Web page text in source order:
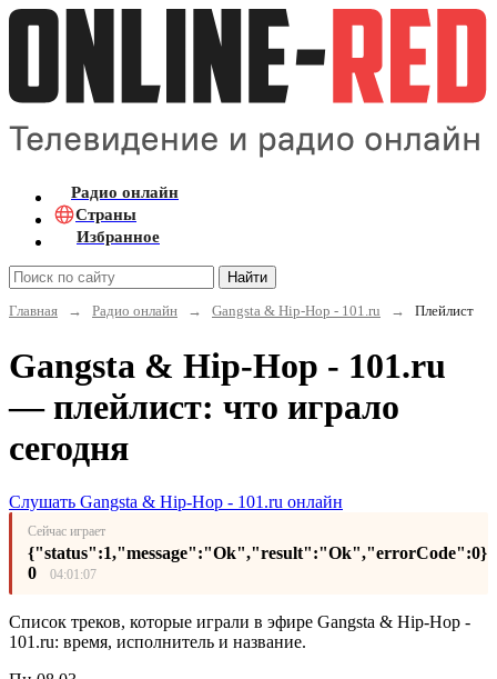
Радио онлайн
Страны
Избранное
Найти
Главная
→ Радио онлайн → Gangsta & Hip-Hop - 101.ru → Плейлист
Gangsta & Hip-Hop - 101.ru
— плейлист: что играло
сегодня
Слушать Gangsta & Hip-Hop - 101.ru онлайн
Сейчас играет
{"status":1,"message":"Ok","result":"Ok","errorCode":0}
0
04:01:07
Список треков, которые играли в эфире Gangsta & Hip-Hop -
101.ru: время, исполнитель и название.